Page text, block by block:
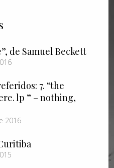
de Samuel Beckett
7. “the
lp ” – nothing​,​
2016